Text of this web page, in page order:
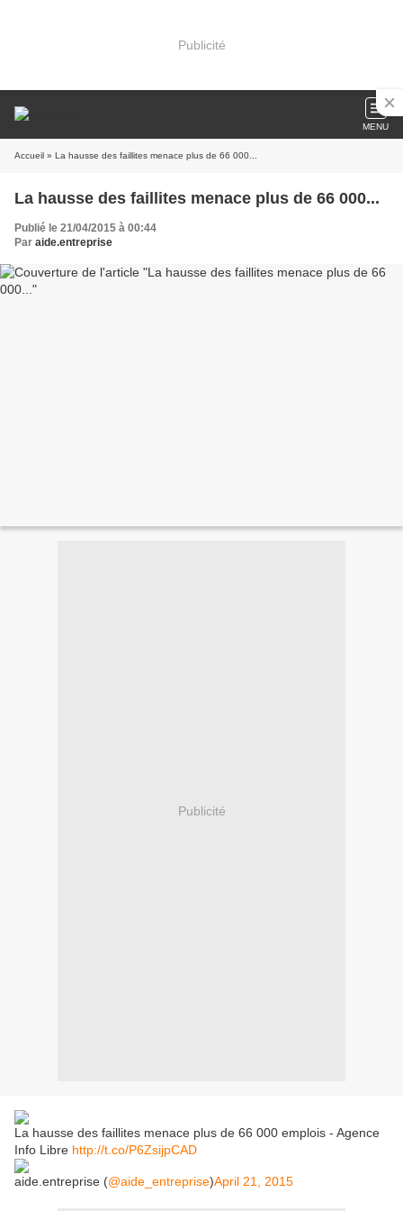
Publicité
MENU
Accueil » La hausse des faillites menace plus de 66 000...
La hausse des faillites menace plus de 66 000...
Publié le 21/04/2015 à 00:44
Par aide.entreprise
Publicité
La hausse des faillites menace plus de 66 000 emplois - Agence
Info Libre http://t.co/P6ZsijpCAD
aide.entreprise (@aide_entreprise)April 21, 2015